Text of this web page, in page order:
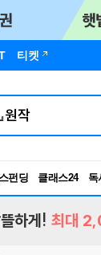
티켓
펀딩 클래스24
독
하게! 최대